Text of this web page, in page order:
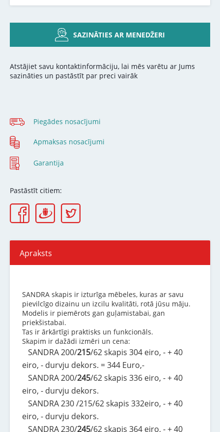
SAZINĀTIES AR MENEDŽERI
Atstājiet savu kontaktinformāciju, lai mēs varētu ar Jums
sazināties un pastāstīt par preci vairāk
Piegādes nosacījumi
Apmaksas nosacījumi
Garantija
Pastāstīt citiem:
Apraksts
SANDRA skapis ir izturīga mēbeles, kuras ar savu
pievilcīgo dizainu un izcilu kvalitāti, rotā jūsu māju.
Modelis ir piemērots gan guļamistabai, gan
priekšistabai.
Tas ir ārkārtīgi praktisks un funkcionāls.
Skapim ir dažādi izmēri un cena:
SANDRA 200/215/62 skapis 304 eiro, - + 40
eiro, - durvju dekors. = 344 Euro,-
SANDRA 200/245/62 skapis 336 eiro, - + 40
eiro, - durvju dekors.
SANDRA 230 /215/62 skapis 332eiro, - + 40
eiro, - durvju dekors.
SANDRA 230/245/62 skapis 364 eiro, - + 40